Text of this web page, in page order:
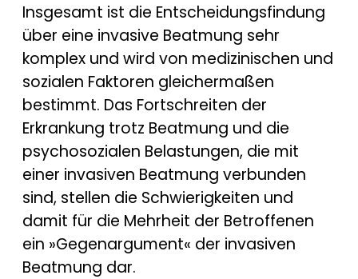
Insgesamt ist die Entscheidungsfindung
über eine invasive Beatmung sehr
komplex und wird von medizinischen und
sozialen Faktoren gleichermaßen
bestimmt. Das Fortschreiten der
Erkrankung trotz Beatmung und die
psychosozialen Belastungen, die mit
einer invasiven Beatmung verbunden
sind, stellen die Schwierigkeiten und
damit für die Mehrheit der Betroffenen
ein »Gegenargument« der invasiven
Beatmung dar.